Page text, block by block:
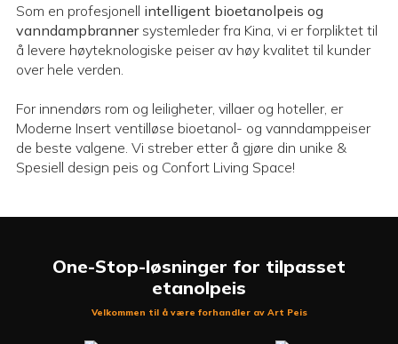
Som en profesjonell intelligent bioetanolpeis og
vanndampbranner systemleder fra Kina, vi er forpliktet til
å levere høyteknologiske peiser av høy kvalitet til kunder
over hele verden.
For innendørs rom og leiligheter, villaer og hoteller, er
Moderne Insert ventilløse bioetanol- og vanndamppeiser
de beste valgene. Vi streber etter å gjøre din unike &
Spesiell design peis og Confort Living Space!
One-Stop-løsninger for tilpasset
etanolpeis
Velkommen til å være forhandler av Art Peis